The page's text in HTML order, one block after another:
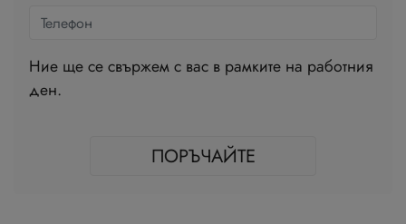
Ние ще се свържем с вас в рамките на работния
ден.
ПОРЪЧАЙТЕ